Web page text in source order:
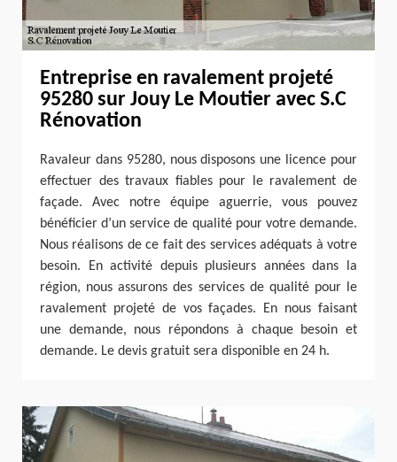
Entreprise en ravalement projeté
95280 sur Jouy Le Moutier avec S.C
Rénovation
Ravaleur dans 95280, nous disposons une licence pour
effectuer des travaux fiables pour le ravalement de
façade. Avec notre équipe aguerrie, vous pouvez
bénéficier d’un service de qualité pour votre demande.
Nous réalisons de ce fait des services adéquats à votre
besoin. En activité depuis plusieurs années dans la
région, nous assurons des services de qualité pour le
ravalement projeté de vos façades. En nous faisant
une demande, nous répondons à chaque besoin et
demande. Le devis gratuit sera disponible en 24 h.